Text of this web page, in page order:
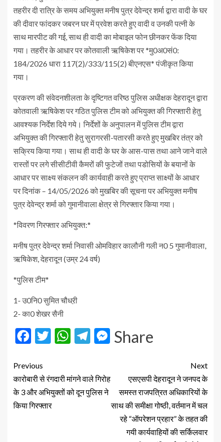
तहरीर दी रात्रि के समय अभियुक्त मनीष पुत्र देवेन्द्र शर्मा द्वारा वादी के घर
की दीवार फांदकर जबरन घर में प्रवेश करते हुए वादी व उनकी पत्नी के
साथ मारपीट की गई, साथ ही वादी का मोबाइल फोन छीनकर फेंक दिया
गया। तहरीर के आधार पर कोतवाली ऋषिकेश पर *मु0अ0सं0:
184/2026 धारा 117(2)/333/115(2) बीएनएस* पंजीकृत किया
गया।
प्रकरण की संवेदनशीलता के दृष्टिगत वरिष्ठ पुलिस अधीक्षक देहरादून द्वारा
कोतवाली ऋषिकेश पर गठित पुलिस टीम को अभियुक्त की गिरफ्तारी हेतु
आवश्यक निर्देश दिये गये। निर्देशों के अनुपालन में पुलिस टीम द्वारा
अभियुक्त की गिरफ्तारी हेतु सुरागरसी-पतारसी करते हुए मुखबिर तंत्र को
सक्रिय किया गया। साथ ही वादी के घर के आस-पास तथा आने जाने वाले
रास्तों पर लगे सीसीटीवी कैमरों की फुटेजों तथा पडोसियों के बयानों के
आधार पर साक्ष्य संकलन की कार्यवाही करते हुए प्राप्त साक्ष्यों के आधार
पर दिनांक – 14/05/2026 को मुखबिर की सूचना पर अभियुक्त मनीष
पुत्र देवेन्द्र शर्मा को गुमानीवाला क्षेत्र से गिरफ्तार किया गया।
*विवरण गिरफ्तार अभियुक्त:*
मनीष पुत्र देवेन्द्र शर्मा निवासी ओमविहार कालौनी गली न0 5 गुमानीवाला,
ऋषिकेश, देहरादून (उम्र 24 वर्ष)
*पुलिस टीम*
1- उ0नि0 सुमित चौधऱी
2- का0 शेखर सैनी
Facebook
Twitter
WhatsApp
Telegram
Messenger
Share
Previous
कारोबारी से रंगदारी मांगने वाले गिरोह
के 3 और अभियुक्तों को दून पुलिस ने
किया गिरफ्तार
Next
एसएसपी देहरादून ने जनपद के
समस्त राजपत्रित अधिकारियों के
साथ की समीक्षा गोष्ठी, वर्तमान में चल
रहे “ऑपरेशन प्रहार” के तहत की
गयी कार्यवाहियों की सर्किलवार